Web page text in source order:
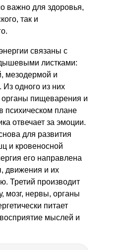
важно для здоровья,
так и
связаны с
листками:
мезодермой и
Из одного из них
органы пищеварения и
психическом плане
отвечает за эмоции.
для развития
и кровеносной
его направлена
движения и их
Третий производит
мозг, нервы, органы
питает
мыслей и